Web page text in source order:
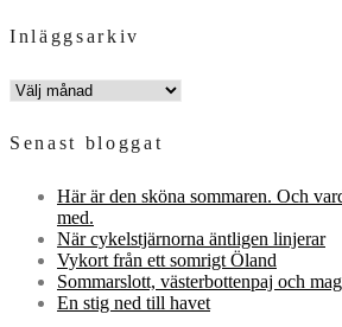
Inläggsarkiv
INLÄGGSARKIV
Senast bloggat
Här är den sköna sommaren. Och
med.
När cykelstjärnorna äntligen linjerar
Vykort från ett somrigt Öland
Sommarslott, västerbottenpaj och
En stig ned till havet